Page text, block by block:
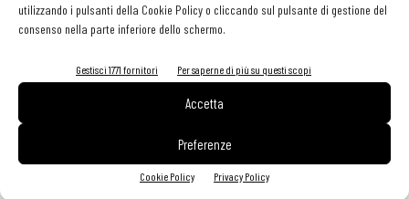
utilizzando i pulsanti della Cookie Policy o cliccando sul pulsante di gestione del
consenso nella parte inferiore dello schermo.
Gestisci 1771 fornitori Per saperne di più su questi scopi
Accetta
Preferenze
Cookie Policy Privacy Policy
•Criterio di sicurezza alimentare
tutto il suo periodo di conservabilità fissando una soglia oltre la
quale il prodotto è da considerarsi contaminato.
•Criterio di igiene del processo(Food Hygiene Criterion) che
determina il corretto funzionamento del processo di produzione in